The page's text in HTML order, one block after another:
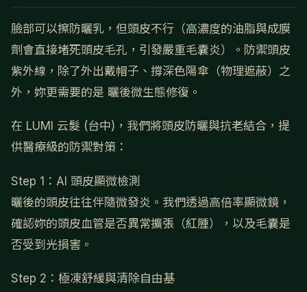
臉部可以擦防曬乳，但頭皮不行（高濃度的油脂與成膜
劑會直接堵死頭皮毛孔，引發嚴重毛囊炎）。防禦頭皮
紫外線，除了外出戴帽子、撐深色陽傘（物理遮蔽）之
外，妳更需要的是 曬後微生態修復。
在 LUMI 云髮 (台中)，我們將頭皮防曬與抗老結合，提
供醫療級的防禦對策：
Step 1：AI 頭皮顯微檢測
曬後的頭皮往往伴隨微發炎。我們透過高倍率顯微鏡，
確認妳的頭皮血管是否異常擴張（紅腫），以及毛囊是
否受到光損害。
Step 2：極凍舒緩與清除自由基